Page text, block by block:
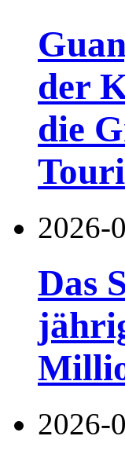
der
die
2026-
Das
2026-